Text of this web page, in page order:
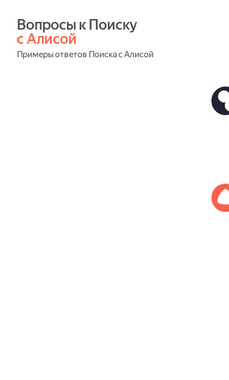
с Алисой
Примеры ответов Поиска с Алисой